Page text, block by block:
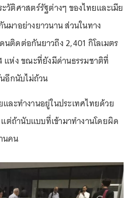
ติศาสตร์รัฐต่างๆ ของไทยและเมีย
มาอย่างยาวนาน ส่วนในทาง
ติดต่อกันยาวถึง 2,401 กิโลเมตร
แห่ง ขณะที่ยังมีด่านธรรมชาติที่
อีกนับไม่ถ้วน
ละทำงานอยู่ในประเทศไทยด้วย
ต่ถ้านับแบบที่เข้ามาทำงานโดยผิด
นคน